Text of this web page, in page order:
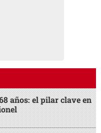
años: el pilar clave en